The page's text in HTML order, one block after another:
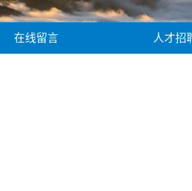
在线留言 人才招